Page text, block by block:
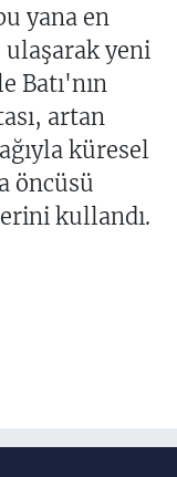
yana en
yeni
Batı'nın
artan
küresel
öncüsü
kullandı.